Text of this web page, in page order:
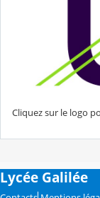
Cliquez sur le logo
Lycée Galilée